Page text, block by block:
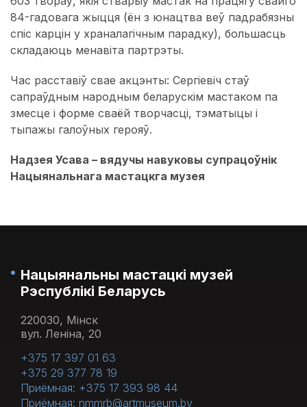
84-гадовага жыцця (ён з юнацтва веў падрабязны
спіс карцін у храналагічным парадку), большасць
складаюць менавіта партрэты.
Час расставіў свае акцэнты: Сергіевіч стаў
сапраўдным народным беларускім мастаком па
змесце і форме сваёй творчасці, тэматыцы і
тыпажы галоўных герояў.
Надзея Усава – вядучы навуковы супрацоўнік
Нацыянальнага мастацкга музея
Нацыянальны мастацкі музей
Рэспублікі Беларусь
220030, Мінск
вул. Леніна, 20
+375 17 397 01 63
+375 29 377 78 19
Приёмная: +375 17 393 98 44
Приёмная: nmmrb@artmuseum.by